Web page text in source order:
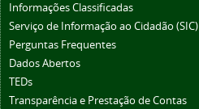
Informações Classificadas
Serviço de Informação ao Cidadão (SIC)
Perguntas Frequentes
Dados Abertos
TEDs
Transparência e Prestação de Contas